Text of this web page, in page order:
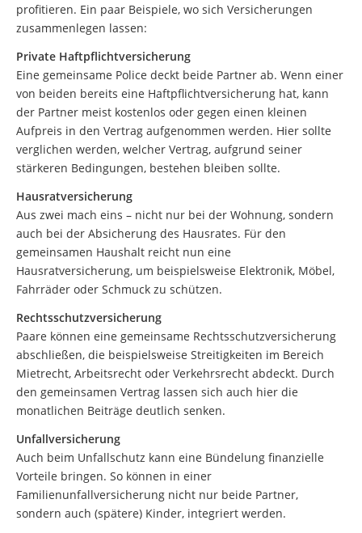
profitieren. Ein paar Beispiele, wo sich Versicherungen
zusammenlegen lassen:
Private Haftpflichtversicherung
Eine gemeinsame Police deckt beide Partner ab. Wenn einer
von beiden bereits eine Haftpflichtversicherung hat, kann
der Partner meist kostenlos oder gegen einen kleinen
Aufpreis in den Vertrag aufgenommen werden. Hier sollte
verglichen werden, welcher Vertrag, aufgrund seiner
stärkeren Bedingungen, bestehen bleiben sollte.
Hausratversicherung
Aus zwei mach eins – nicht nur bei der Wohnung, sondern
auch bei der Absicherung des Hausrates. Für den
gemeinsamen Haushalt reicht nun eine
Hausratversicherung, um beispielsweise Elektronik, Möbel,
Fahrräder oder Schmuck zu schützen.
Rechtsschutzversicherung
Paare können eine gemeinsame Rechtsschutzversicherung
abschließen, die beispielsweise Streitigkeiten im Bereich
Mietrecht, Arbeitsrecht oder Verkehrsrecht abdeckt. Durch
den gemeinsamen Vertrag lassen sich auch hier die
monatlichen Beiträge deutlich senken.
Unfallversicherung
Auch beim Unfallschutz kann eine Bündelung finanzielle
Vorteile bringen. So können in einer
Familienunfallversicherung nicht nur beide Partner,
sondern auch (spätere) Kinder, integriert werden.